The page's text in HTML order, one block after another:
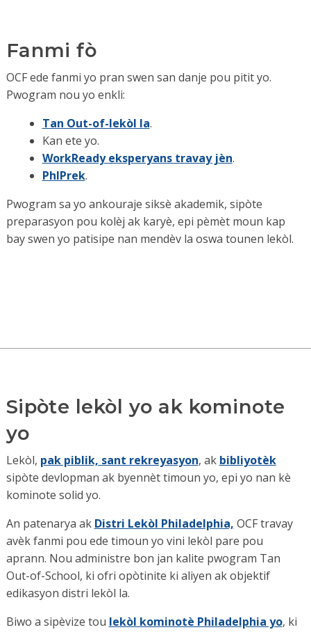
Fanmi fò
OCF ede fanmi yo pran swen san danje pou pitit yo.
Pwogram nou yo enkli:
Tan Out-of-lekòl la.
Kan ete yo.
WorkReady eksperyans travay jèn.
PhlPrek.
Pwogram sa yo ankouraje siksè akademik, sipòte
preparasyon pou kolèj ak karyè, epi pèmèt moun kap
bay swen yo patisipe nan mendèv la oswa tounen lekòl.
Sipòte lekòl yo ak kominote
yo
Lekòl, pak piblik, sant rekreyasyon, ak bibliyotèk
sipòte devlopman ak byennèt timoun yo, epi yo nan kè
kominote solid yo.
An patenarya ak Distri Lekòl Philadelphia, OCF travay
avèk fanmi pou ede timoun yo vini lekòl pare pou
aprann. Nou administre bon jan kalite pwogram Tan
Out-of-School, ki ofri opòtinite ki aliyen ak objektif
edikasyon distri lekòl la.
Biwo a sipèvize tou lekòl kominotè Philadelphia yo, ki